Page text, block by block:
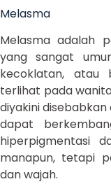
Melasma
Melasma adalah
yang sangat
kecoklatan, atau
terlihat pada
diyakini
dapat
hiperpigmentasi
manapun, tetapi
dan wajah.